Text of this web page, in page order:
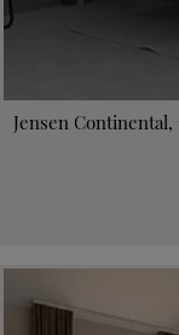
Jensen Continental,